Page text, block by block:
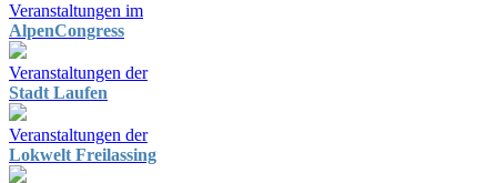
Veranstaltungen im
AlpenCongress
Veranstaltungen der
Stadt Laufen
Veranstaltungen der
Lokwelt Freilassing